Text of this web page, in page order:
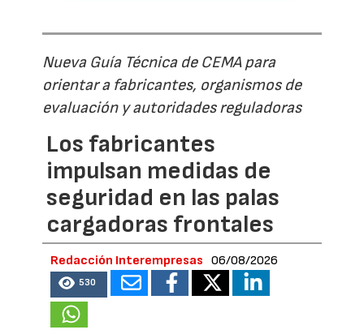
Nueva Guía Técnica de CEMA para
orientar a fabricantes, organismos de
evaluación y autoridades reguladoras
Los fabricantes
impulsan medidas de
seguridad en las palas
cargadoras frontales
Redacción Interempresas 06/08/2026
530